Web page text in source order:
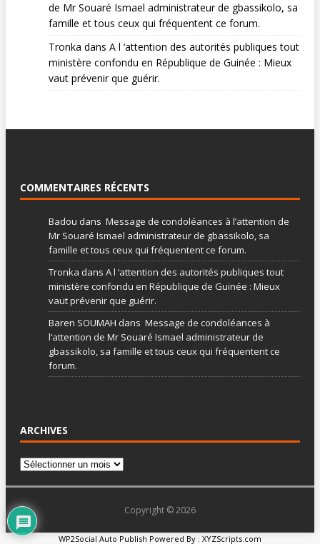
de Mr Souaré Ismael administrateur de gbassikolo, sa
famille et tous ceux qui fréquentent ce forum.
Tronka dans A l ‘attention des autorités publiques tout
ministère confondu en République de Guinée : Mieux
vaut prévenir que guérir.
COMMENTAIRES RÉCENTS
Badou dans Message de condoléances à l’attention de
Mr Souaré Ismael administrateur de gbassikolo, sa
famille et tous ceux qui fréquentent ce forum.
Tronka dans A l ‘attention des autorités publiques tout
ministère confondu en République de Guinée : Mieux
vaut prévenir que guérir.
Baren SOUMAH dans Message de condoléances à
l’attention de Mr Souaré Ismael administrateur de
gbassikolo, sa famille et tous ceux qui fréquentent ce
forum.
ARCHIVES
Copyright © 2026
WP2Social Auto Publish Powered By : XYZScripts.com